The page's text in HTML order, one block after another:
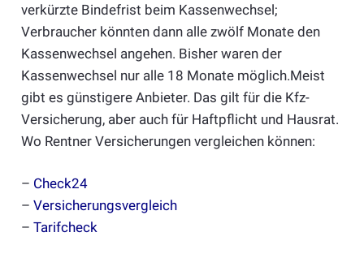
verkürzte Bindefrist beim Kassenwechsel;
Verbraucher könnten dann alle zwölf Monate den
Kassenwechsel angehen. Bisher waren der
Kassenwechsel nur alle 18 Monate möglich.Meist
gibt es günstigere Anbieter. Das gilt für die Kfz-
Versicherung, aber auch für Haftpflicht und Hausrat.
Wo Rentner Versicherungen vergleichen können:
– Check24
– Versicherungsvergleich
– Tarifcheck